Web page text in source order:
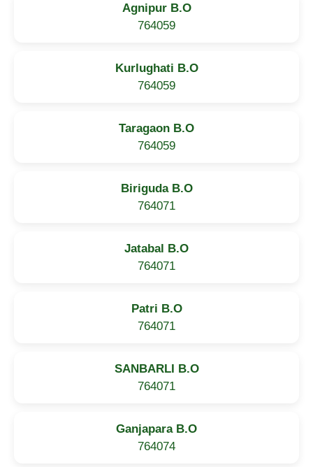
Agnipur B.O
764059
Kurlughati B.O
764059
Taragaon B.O
764059
Biriguda B.O
764071
Jatabal B.O
764071
Patri B.O
764071
SANBARLI B.O
764071
Ganjapara B.O
764074